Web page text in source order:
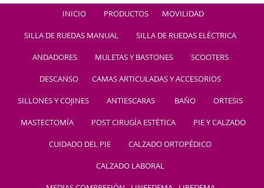
INICIO PRODUCTOS MOVILIDAD
SILLA DE RUEDAS MANUAL SILLA DE RUEDAS ELÉCTRICA
ANDADORES MULETAS Y BASTONES SCOOTERS
DESCANSO CAMAS ARTICULADAS Y ACCESORIOS
SILLONES Y COJINES ANTIESCARAS BAÑO ORTESIS
MASTECTOMÍA POST CIRUGÍA ESTÉTICA PIE Y CALZADO
CUIDADO DEL PIE CALZADO ORTOPÉDICO
CALZADO LABORAL